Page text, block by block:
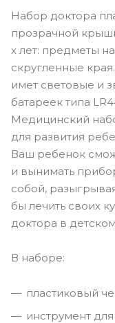
Набор доктора
прозрачной
х лет: предметы
скругленные
имет световые и
батареек типа
Медицинский
для развития
Ваш ребенок
и вынимать
собой,
бы лечить своих
доктора в
В наборе:
пластиковый
инструмент